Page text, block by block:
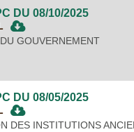
DU 08/10/2025
GOUVERNEMENT
DU 08/05/2025
DES INSTITUTIONS